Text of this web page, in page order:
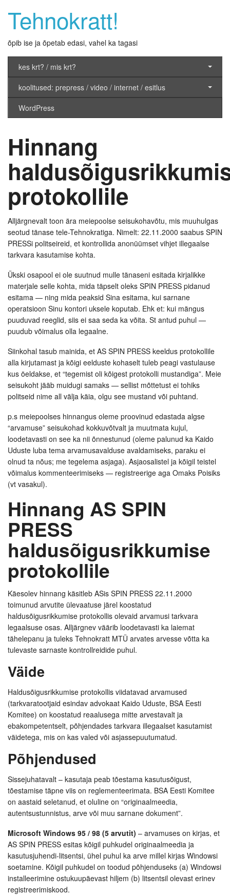
Tehnokratt!
õpib ise ja õpetab edasi, vahel ka tagasi
kes krt? / mis krt?
koolitused: prepress / video / internet / esitlus
WordPress
Hinnang
protokollile
Alljärgnevalt toon ära meiepoolse seisukohavõtu, mis muuhulgas
seotud tänase tele-Tehnokratiga. Nimelt: 22.11.2000 saabus SPIN
PRESSi politseireid, et kontrollida anonüümset vihjet illegaalse
tarkvara kasutamise kohta.
Ükski osapool ei ole suutnud mulle tänaseni esitada kirjalikke
materjale selle kohta, mida täpselt oleks SPIN PRESS pidanud
esitama — ning mida peaksid Sina esitama, kui sarnane
operatsioon Sinu kontori uksele koputab. Ehk et: kui mängus
puuduvad reeglid, siis ei saa seda ka võita. St antud puhul —
puudub võimalus olla legaalne.
Siinkohal tasub mainida, et AS SPIN PRESS keeldus protokollile
alla kirjutamast ja kõigi eelduste kohaselt tuleb peagi vastulause
kus öeldakse, et “tegemist oli kõigest protokolli mustandiga”. Meie
seisukoht jääb muidugi samaks — sellist mõttetust ei tohiks
politseid nime all välja käia, olgu see mustand või puhtand.
p.s meiepoolses hinnangus oleme proovinud edastada algse
“arvamuse” seisukohad kokkuvõtvalt ja muutmata kujul,
loodetavasti on see ka nii õnnestunud (oleme palunud ka Kaido
Uduste luba tema arvamusavalduse avaldamiseks, paraku ei
olnud ta nõus; me tegelema asjaga). Asjaosalistel ja kõigil teistel
võimalus kommenteerimiseks — registreerige aga Omaks Poisiks
(vt vasakul).
Hinnang AS SPIN
PRESS
haldusõigusrikkumise
protokollile
Käesolev hinnang käsitleb ASis SPIN PRESS 22.11.2000
toimunud arvutite ülevaatuse järel koostatud
haldusõigusrikkumise protokollis olevaid arvamusi tarkvara
legaalsuse osas. Alljärgnev väärib loodetavasti ka laiemat
tähelepanu ja tuleks Tehnokratt MTÜ arvates arvesse võtta ka
tulevaste sarnaste kontrollreidide puhul.
Väide
Haldusõigusrikkumise protokollis viidatavad arvamused
(tarkvaratootjaid esindav advokaat Kaido Uduste, BSA Eesti
Komitee) on koostatud reaalusega mitte arvestavalt ja
ebakompetentselt, põhjendades tarkvara illegaalset kasutamist
väidetega, mis on kas valed või asjassepuutumatud.
Põhjendused
Sissejuhatavalt – kasutaja peab tõestama kasutusõigust,
tõestamise täpne viis on reglementeerimata. BSA Eesti Komitee
on aastaid seletanud, et oluline on “originaalmeedia,
autentsustunnistus, arve või muu sarnane dokument”.
Microsoft Windows 95 / 98 (5 arvutit) – arvamuses on kirjas, et
AS SPIN PRESS esitas kõigil puhkudel originaalmeedia ja
kasutusjuhendi-litsentsi, ühel puhul ka arve millel kirjas Windowsi
soetamine. Kõigil puhkudel on toodud põhjenduseks (a) Windowsi
installeerimine ostukuupäevast hiljem (b) litsentsil olevast erinev
registreerimiskood.